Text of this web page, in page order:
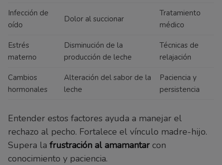
Infección de
oído
Dolor al succionar
Tratamiento
médico
Estrés
materno
Disminución de la
producción de leche
Técnicas de
relajación
Cambios
hormonales
Alteración del sabor de la
leche
Paciencia y
persistencia
Entender estos factores ayuda a manejar el
rechazo al pecho. Fortalece el vínculo madre-hijo.
Supera la frustración al amamantarcon
conocimiento y paciencia.